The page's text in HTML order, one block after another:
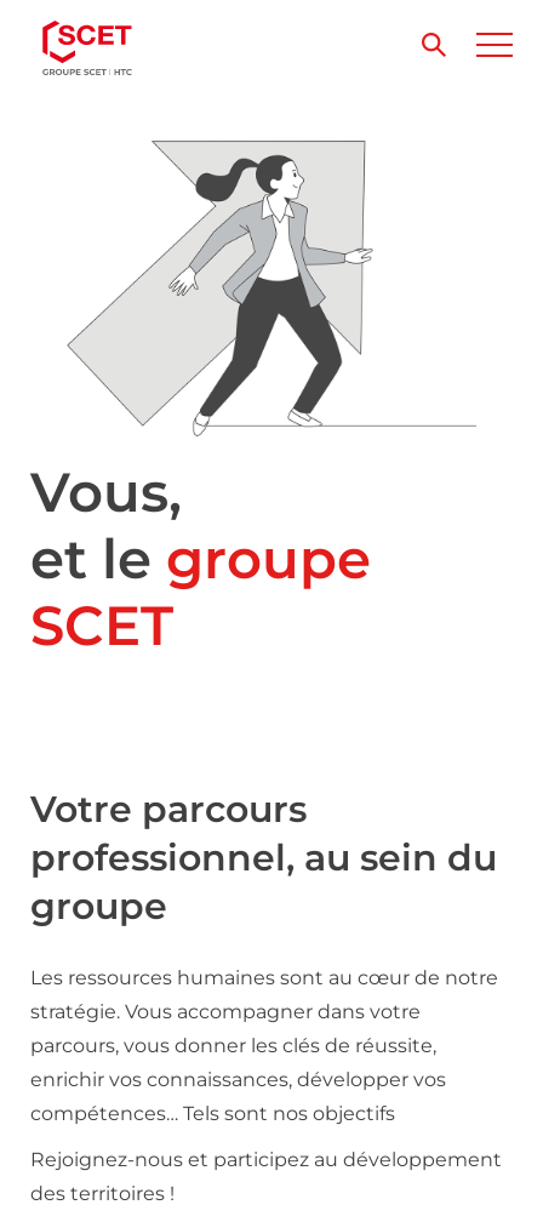
Vous,
et le groupe
SCET
Votre parcours
professionnel, au sein du
groupe
Les ressources humaines sont au cœur de notre
stratégie. Vous accompagner dans votre
parcours, vous donner les clés de réussite,
enrichir vos connaissances, développer vos
compétences… Tels sont nos objectifs
Rejoignez-nous et participez au développement
des territoires !